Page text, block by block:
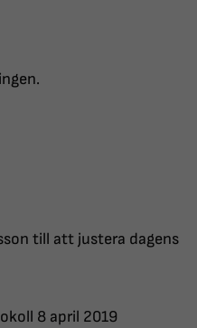
till att justera dagens
8 april 2019